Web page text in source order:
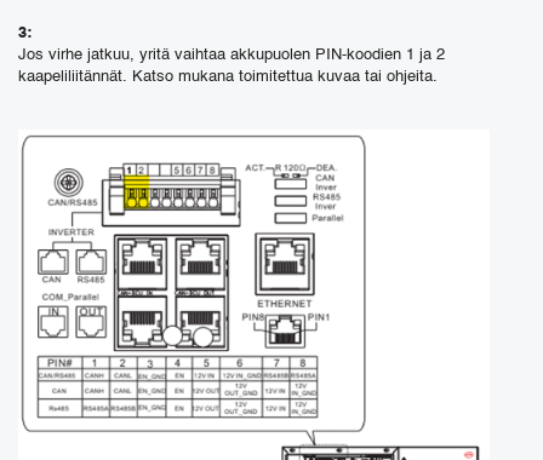
3:
Jos virhe jatkuu, yritä vaihtaa akkupuolen PIN-koodien 1 ja 2
kaapeliliitännät. Katso mukana toimitettua kuvaa tai ohjeita.